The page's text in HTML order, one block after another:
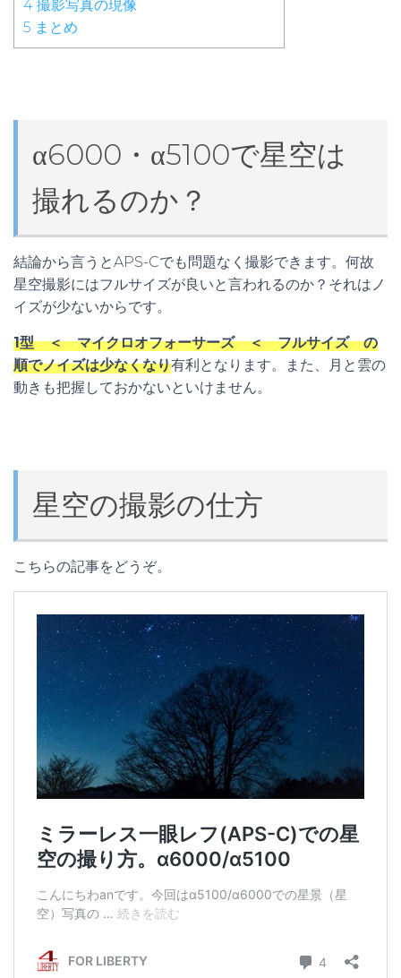
4 撮影写真の現像
5 まとめ
α6000・α5100で星空は
撮れるのか？
結論から言うとAPS-Cでも問題なく撮影できます。何故
星空撮影にはフルサイズが良いと言われるのか？それはノ
イズが少ないからです。
1型 ＜ マイクロオフォーサーズ ＜ フルサイズ の
順でノイズは少なくなり有利となります。また、月と雲の
動きも把握しておかないといけません。
星空の撮影の仕方
こちらの記事をどうぞ。